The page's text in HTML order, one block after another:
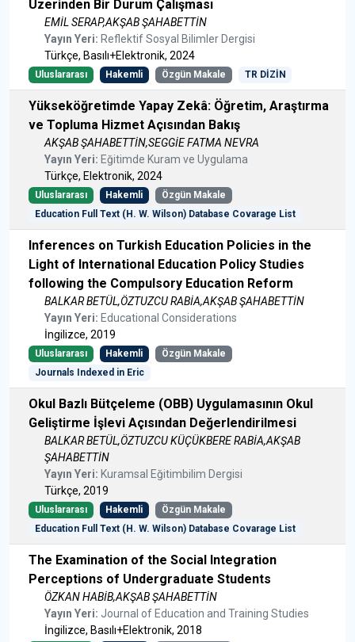
Üzerinden Bir Durum Çalışması
EMİL SERAP,AKŞAB ŞAHABETTİN
Yayın Yeri: Reflektif Sosyal Bilimler Dergisi
Türkçe, Basılı+Elektronik, 2024
Uluslararası Hakemli Özgün Makale TR DİZİN
Yükseköğretimde Yapay Zekâ: Öğretim, Araştırma
ve Topluma Hizmet Açısından Bakış
AKŞAB ŞAHABETTİN,SEGGİE FATMA NEVRA
Yayın Yeri: Eğitimde Kuram ve Uygulama
Türkçe, Elektronik, 2024
Uluslararası Hakemli
Özgün Makale
Education Full Text (H. W. Wilson) Database Covarage List
Inferences on Turkish Education Policies in the
Light of International Education Policy Studies
following the Compulsory Education Reform
BALKAR BETÜL,ÖZTUZCU RABİA,AKŞAB ŞAHABETTİN
Yayın Yeri: Educational Considerations
İngilizce, 2019
Uluslararası Hakemli
Özgün Makale
Journals Indexed in Eric
Okul Bazlı Bütçeleme (OBB) Uygulamasının Okul
Geliştirme İşlevi Açısından Değerlendirilmesi
BALKAR BETÜL,ÖZTUZCU KÜÇÜKBERE RABİA,AKŞAB
ŞAHABETTİN
Yayın Yeri: Kuramsal Eğitimbilim Dergisi
Türkçe, 2019
Uluslararası Hakemli
Özgün Makale
Education Full Text (H. W. Wilson) Database Covarage List
The Examination of the Social Integration
Perceptions of Undergraduate Students
ÖZKAN HABİB,AKŞAB ŞAHABETTİN
Yayın Yeri: Journal of Education and Training Studies
İngilizce, Basılı+Elektronik, 2018